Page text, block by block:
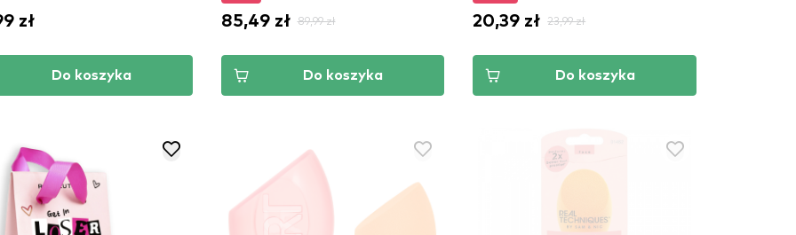
zł
Do koszyka
85,49 zł 89,99 zł
Do koszyka
20,39 zł 23,99 zł
Do koszyka